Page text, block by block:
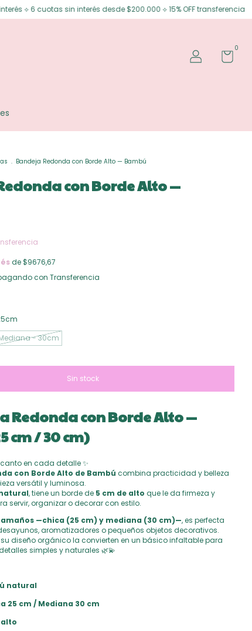
interés desde $200.000 ⟡ 15% OFF transferencia Envíos gratis
0
. Bandeja Redonda con Borde Alto — Bambú
con Borde Alto —
de $9676,67
con Transferencia
- 30cm
Redonda con Borde Alto —
cm / 30 cm)
en cada detalle ✨
con Borde Alto de Bambú combina practicidad y belleza
versátil y luminosa.
, tiene un borde de 5 cm de alto que le da firmeza y
servir, organizar o decorar con estilo.
—chica (25 cm) y mediana (30 cm)—, es perfecta
aromatizadores o pequeños objetos decorativos.
diseño orgánico la convierten en un básico infaltable para
simples y naturales 🌿💫
natural
25 cm / Mediana 30 cm
alto